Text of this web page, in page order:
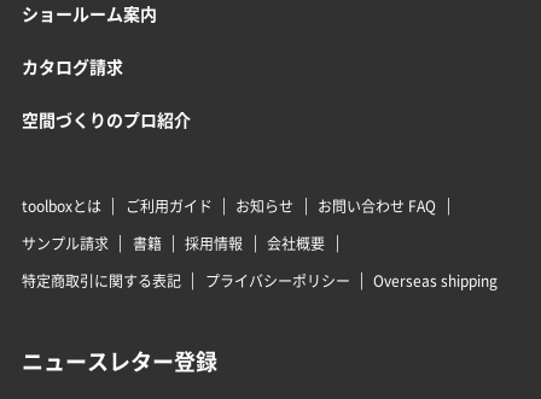
ショールーム案内
カタログ請求
空間づくりのプロ紹介
toolboxとは ご利用ガイド お知らせ
お問い合わせ FAQ
サンプル請求
書籍 採用情報
会社概要
特定商取引に関する表記
プライバシーポリシー Overseas shipping